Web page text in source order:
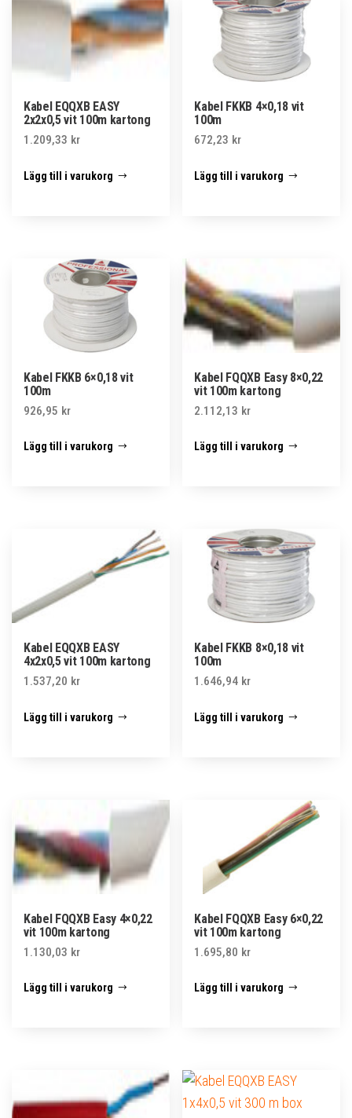
Kabel EQQXB EASY
2x2x0,5 vit 100m kartong
1.209,33 kr
Lägg till i varukorg
Kabel FKKB 4×0,18 vit
100m
672,23 kr
Lägg till i varukorg
Kabel FKKB 6×0,18 vit
100m
926,95 kr
Lägg till i varukorg
Kabel FQQXB Easy 8×0,22
vit 100m kartong
2.112,13 kr
Lägg till i varukorg
Kabel EQQXB EASY
4x2x0,5 vit 100m kartong
1.537,20 kr
Lägg till i varukorg
Kabel FKKB 8×0,18 vit
100m
1.646,94 kr
Lägg till i varukorg
Kabel FQQXB Easy 4×0,22
vit 100m kartong
1.130,03 kr
Lägg till i varukorg
Kabel FQQXB Easy 6×0,22
vit 100m kartong
1.695,80 kr
Lägg till i varukorg